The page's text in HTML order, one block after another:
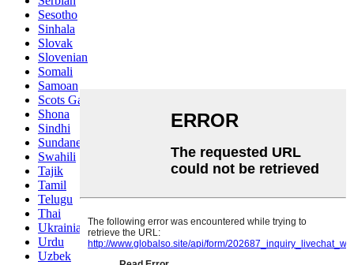
Sesotho
Sinhala
Slovak
Slovenian
Somali
Samoan
Scots Gaelic
Shona
Sindhi
Sundanese
Swahili
Tajik
Tamil
Telugu
Thai
Ukrainian
Urdu
Uzbek